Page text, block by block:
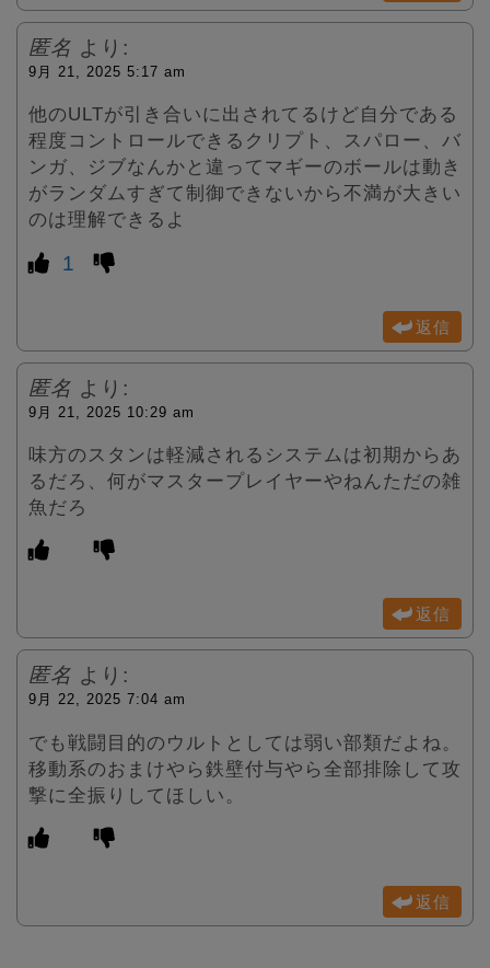
匿名 より:
9月 21, 2025 5:17 am
他のULTが引き合いに出されてるけど自分である
程度コントロールできるクリプト、スパロー、バ
ンガ、ジブなんかと違ってマギーのボールは動き
がランダムすぎて制御できないから不満が大きい
のは理解できるよ
1
返信
匿名 より:
9月 21, 2025 10:29 am
味方のスタンは軽減されるシステムは初期からあ
るだろ、何がマスタープレイヤーやねんただの雑
魚だろ
返信
匿名 より:
9月 22, 2025 7:04 am
でも戦闘目的のウルトとしては弱い部類だよね。
移動系のおまけやら鉄壁付与やら全部排除して攻
撃に全振りしてほしい。
返信